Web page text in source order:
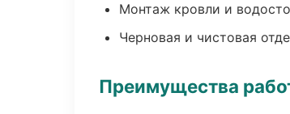
Монтаж кровли и
Черновая и чистовая
Преимущества